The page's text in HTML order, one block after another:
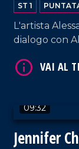
ST 1
L'artista
dialogo con
09:32
Jennifer